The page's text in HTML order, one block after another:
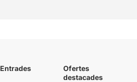
Entrades
Ofertes
destacades